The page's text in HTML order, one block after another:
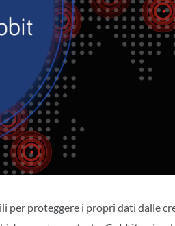
per proteggere i propri dati dalle